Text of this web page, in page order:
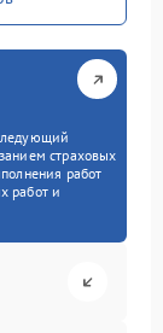
страховых
работ
работ и